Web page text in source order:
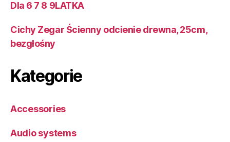
Dla 6 7 8 9LATKA
Cichy Zegar Ścienny odcienie drewna, 25cm,
bezgłośny
Kategorie
Accessories
Audio systems